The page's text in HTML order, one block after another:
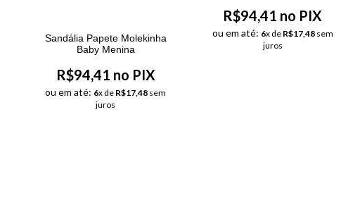
Sandália Papete Molekinha
Baby Menina
R$94,41 no PIX
ou em até: 6x de R$17,48 sem
juros
R$94,41 no PIX
ou em até: 6x de R$17,48sem
juros